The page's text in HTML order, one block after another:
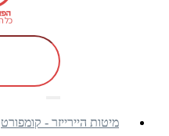
מיטות היירייזר - קומפורט